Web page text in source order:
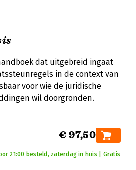
dat uitgebreid ingaat
in de context van
voor wie de juridische
wil doorgronden.
€ 97,50
21:00 besteld, zaterdag in huis | Gratis